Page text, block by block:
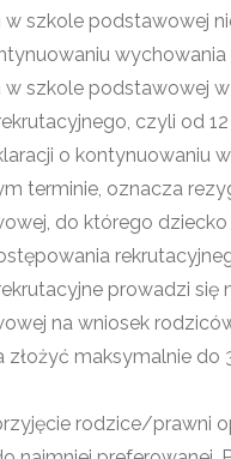
szkole podstawowej
szkole podstawowej
czyli od
o
terminie, oznacza
do którego
prowadzi
na wniosek
złożyć maksymalnie
rodzice/prawni